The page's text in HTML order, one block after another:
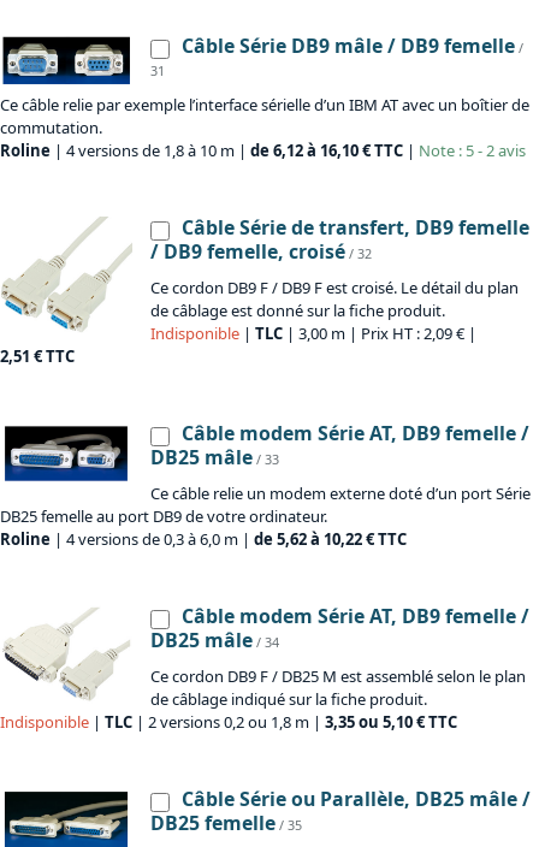
Câble Série DB9 mâle / DB9 femelle /
31
Ce câble relie par exemple l’interface sérielle d’un IBM AT avec un boîtier de
commutation.
Roline | 4 versions de 1,8 à 10 m | de 6,12 à 16,10 € TTC | Note : 5 - 2 avis
Câble Série de transfert, DB9 femelle
/ DB9 femelle, croisé / 32
Ce cordon DB9 F / DB9 F est croisé. Le détail du plan
de câblage est donné sur la fiche produit.
Indisponible | TLC | 3,00 m | Prix HT : 2,09 € |
2,51 € TTC
Câble modem Série AT, DB9 femelle /
DB25 mâle / 33
Ce câble relie un modem externe doté d’un port Série
DB25 femelle au port DB9 de votre ordinateur.
Roline | 4 versions de 0,3 à 6,0 m | de 5,62 à 10,22 € TTC
Câble modem Série AT, DB9 femelle /
DB25 mâle / 34
Ce cordon DB9 F / DB25 M est assemblé selon le plan
de câblage indiqué sur la fiche produit.
Indisponible | TLC | 2 versions 0,2 ou 1,8 m | 3,35 ou 5,10 € TTC
Câble Série ou Parallèle, DB25 mâle /
DB25 femelle / 35